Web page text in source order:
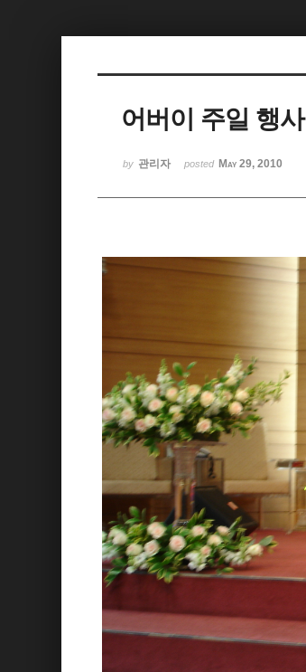
어버이 주일 행사
by 관리자 posted May 29, 2010
케치북5
케치북5